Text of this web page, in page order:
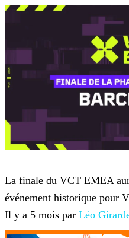
La finale du VCT EMEA
événement historique pour
Il y a 5 mois par Léo